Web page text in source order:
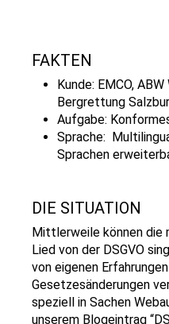
FAKTEN
Kunde: EMCO,
Bergrettung
Aufgabe:
Sprache:
Sprachen
DIE SITUATION
Mittlerweile können die
Lied von der DSGVO
von eigenen
Gesetzesänderungen
speziell in Sachen
unserem Blogeintrag